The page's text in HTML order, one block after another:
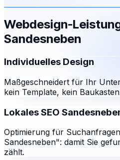
Webdesign-
Sandesneben
Individuelles Design
Maßgeschneidert für Ihr
kein Template, kein
Lokales SEO
Optimierung für
Sandesneben": damit Sie
zählt.